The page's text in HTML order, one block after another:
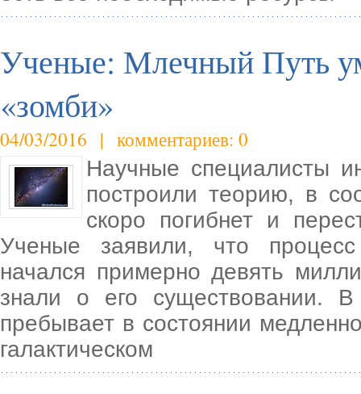
Ученые: Млечный Путь
«зомби»
04/03/2016 | комментариев: 0
Научные специалисты
построили теорию, в
скоро погибнет и
Ученые заявили, что процесс
начался примерно девять
знали о его существовании.
пребывает в состоянии
галактическом